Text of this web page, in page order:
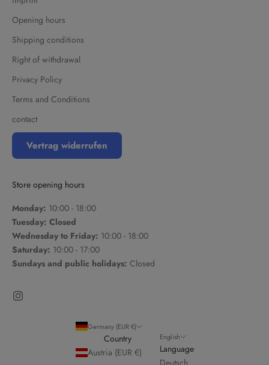
Opening hours
Shipping conditions
Right of withdrawal
Privacy Policy
Terms and Conditions
contact
Vertrag widerrufen
Store opening hours
Monday: 10:00 - 18:00
Tuesday: Closed
Wednesday to Friday: 10:00 - 18:00
Saturday: 10:00 - 17:00
Sundays and public holidays: Closed
Germany (EUR €)
Country
Austria (EUR €)
English
Language